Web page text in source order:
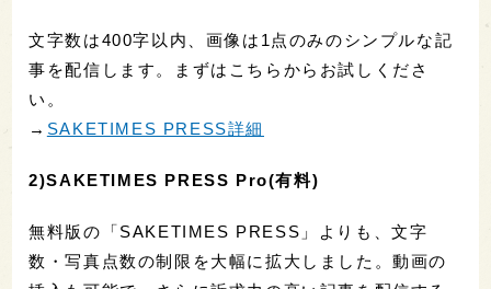
文字数は400字以内、画像は1点のみのシンプルな記
事を配信します。まずはこちらからお試しくださ
い。
→ SAKETIMES PRESS詳細
2)SAKETIMES PRESS Pro(有料)
無料版の「SAKETIMES PRESS」よりも、文字
数・写真点数の制限を大幅に拡大しました。動画の